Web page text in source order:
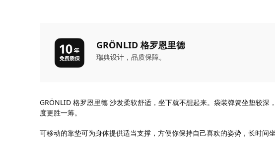
GRÖNLID 格罗恩里德
瑞典设计，品质保障。
GRÖNLID 格罗恩里德 沙发柔软舒适，坐下就不想起来。袋装弹簧坐垫较深
度更胜一筹。
可移动的靠垫可为身体提供适当支撑，方便你保持自己喜欢的姿势，长时间坐